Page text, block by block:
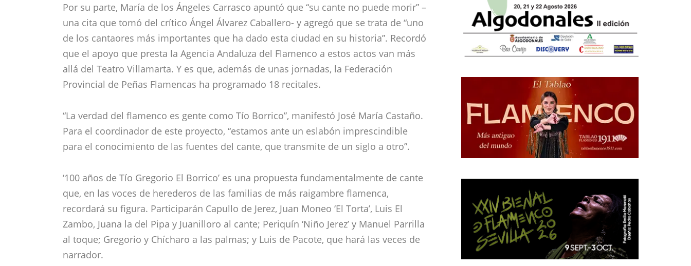
Por su parte, María de los Ángeles Carrasco apuntó que “su cante no puede morir” –
una cita que tomó del crítico Ángel Álvarez Caballero- y agregó que se trata de “uno
de los cantaores más importantes que ha dado esta ciudad en su historia”. Recordó
que el apoyo que presta la Agencia Andaluza del Flamenco a estos actos van más
allá del Teatro Villamarta. Y es que, además de unas jornadas, la Federación
Provincial de Peñas Flamencas ha programado 18 recitales.
“La verdad del flamenco es gente como Tío Borrico”, manifestó José María Castaño.
Para el coordinador de este proyecto, “estamos ante un eslabón imprescindible
para el conocimiento de las fuentes del cante, que transmite de un siglo a otro”.
‘100 años de Tío Gregorio El Borrico’ es una propuesta fundamentalmente de cante
que, en las voces de herederos de las familias de más raigambre flamenca,
recordará su figura. Participarán Capullo de Jerez, Juan Moneo ‘El Torta’, Luis El
Zambo, Juana la del Pipa y Juanilloro al cante; Periquín ‘Niño Jerez’ y Manuel Parrilla
al toque; Gregorio y Chícharo a las palmas; y Luis de Pacote, que hará las veces de
narrador.